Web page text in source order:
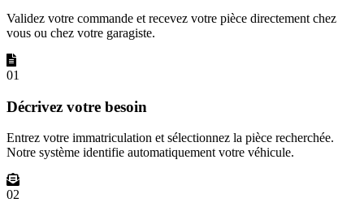
Validez votre commande et recevez votre pièce directement chez
vous ou chez votre garagiste.
01
Décrivez votre besoin
Entrez votre immatriculation et sélectionnez la pièce recherchée.
Notre système identifie automatiquement votre véhicule.
02